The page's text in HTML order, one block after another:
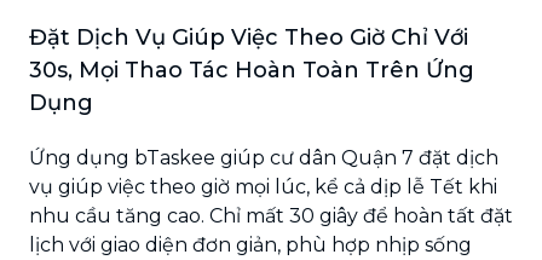
Đặt Dịch Vụ Giúp Việc Theo Giờ Chỉ Với
30s, Mọi Thao Tác Hoàn Toàn Trên Ứng
Dụng
Ứng dụng bTaskee giúp cư dân Quận 7 đặt dịch
vụ giúp việc theo giờ mọi lúc, kể cả dịp lễ Tết khi
nhu cầu tăng cao. Chỉ mất 30 giây để hoàn tất đặt
lịch với giao diện đơn giản, phù hợp nhịp sống